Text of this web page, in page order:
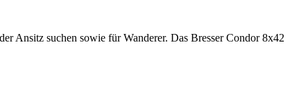
Ansitz suchen sowie für Wanderer. Das Bresser Condor 8x42